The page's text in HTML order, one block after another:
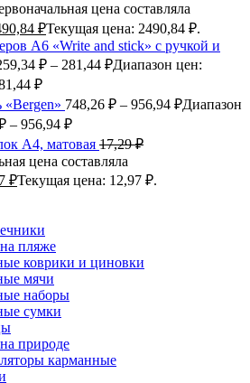
цена составляла
₽Текущая цена: 2490,84 ₽.
А6 «Write and stick» с ручкой и
₽ – 281,44 ₽Диапазон цен:
₽
«Bergen» 748,26 ₽ – 956,94 ₽Диапазон
– 956,94 ₽
А4, матовая 17,29₽
цена составляла
₽Текущая цена: 12,97 ₽.
пляже
коврики и циновки
мячи
наборы
сумки
природе
карманные